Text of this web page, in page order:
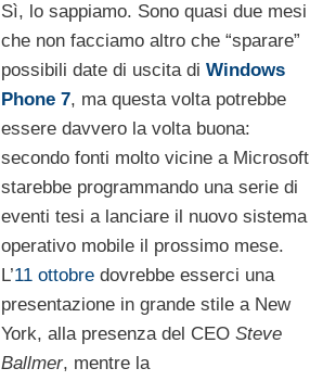
Sì, lo sappiamo. Sono quasi due mesi
che non facciamo altro che “sparare”
possibili date di uscita di Windows
Phone 7, ma questa volta potrebbe
essere davvero la volta buona:
secondo fonti molto vicine a Microsoft
starebbe programmando una serie di
eventi tesi a lanciare il nuovo sistema
operativo mobile il prossimo mese.
L’11 ottobredovrebbe esserci una
presentazione in grande stile a New
York, alla presenza del CEO Steve
Ballmer, mentre la